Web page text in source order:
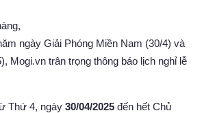
ngày Giải Phóng Miền Nam (30/4) và
Mogi.vn trân trọng thông báo lịch nghỉ lễ
Thứ 4, ngày 30/04/2025 đến hết Chủ